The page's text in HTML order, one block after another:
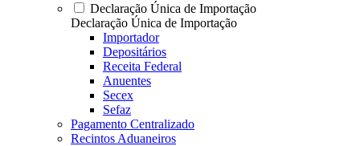
Declaração Única de Importação
Declaração Única de Importação
Importador
Depositários
Receita Federal
Anuentes
Secex
Sefaz
Pagamento Centralizado
Recintos Aduaneiros